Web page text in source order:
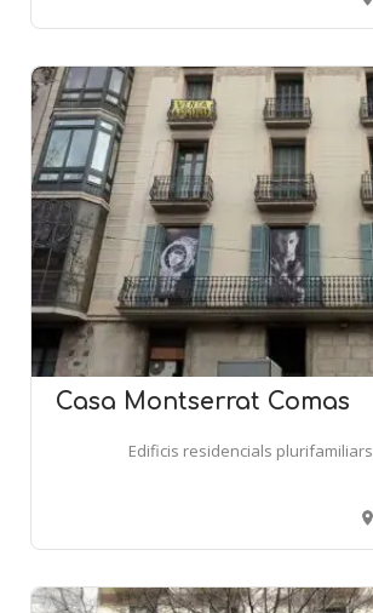
Casa Montserrat Comas
Edificis residencials plurifamiliars